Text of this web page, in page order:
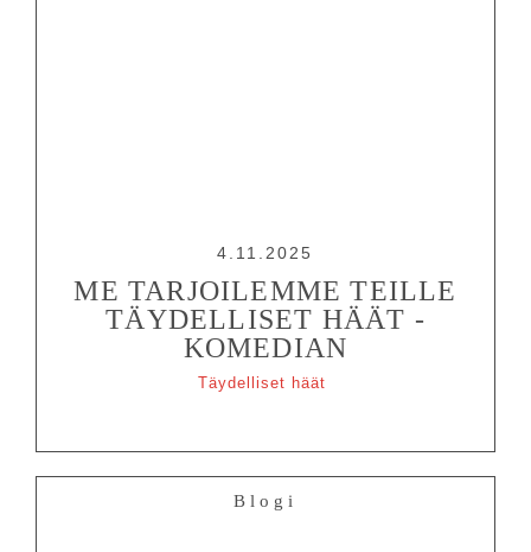
4.11.2025
ME TARJOILEMME TEILLE
TÄYDELLISET HÄÄT -
KOMEDIAN
Täydelliset häät
Blogi